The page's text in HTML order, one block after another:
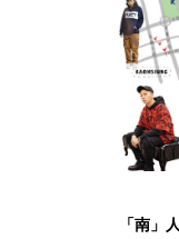
「南」